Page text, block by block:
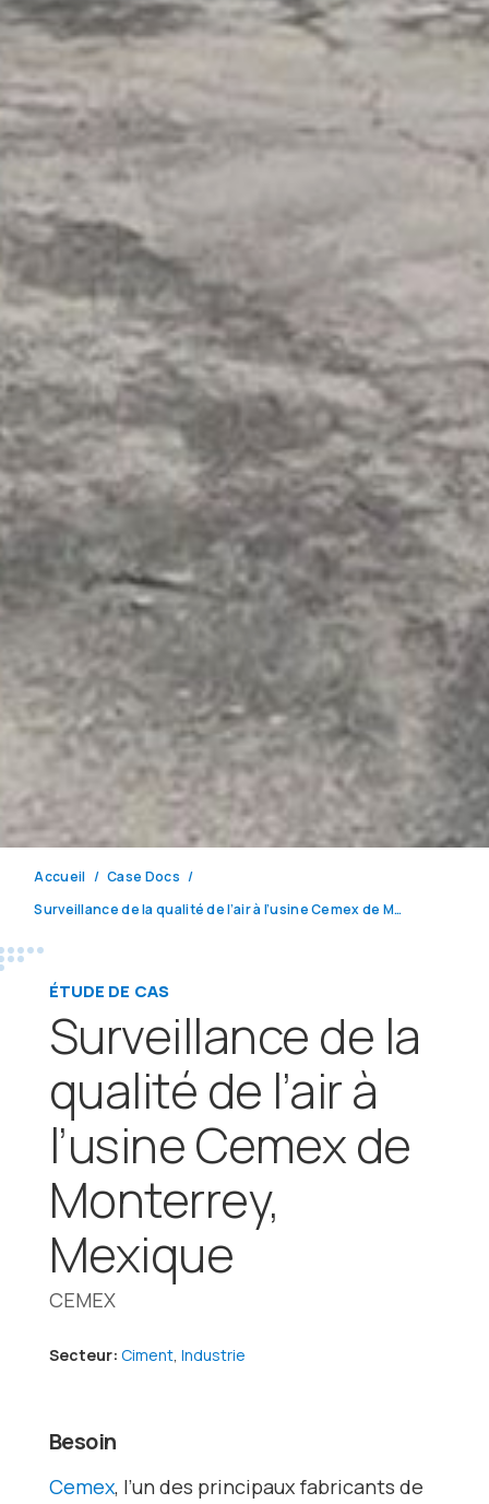
Accueil
Case Docs
Surveillance de la qualité de l’air à l’usine Cemex de Monterrey, Mexique
ÉTUDE DE CAS
Surveillance de la
qualité de l’air à
l’usine Cemex de
Monterrey,
Mexique
CEMEX
Secteur: Ciment, Industrie
Besoin
Cemex, l’un des principaux fabricants de